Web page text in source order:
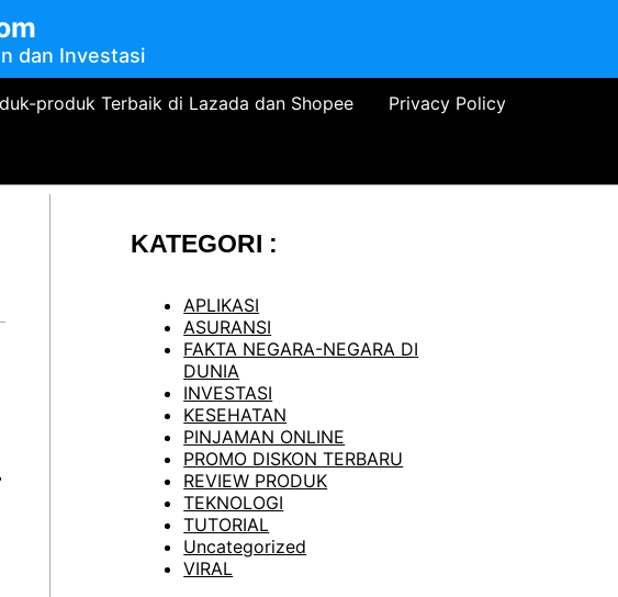
dan Investasi
produk Terbaik di Lazada dan Shopee Privacy Policy
KATEGORI :
APLIKASI
ASURANSI
FAKTA NEGARA-NEGARA DI
DUNIA
INVESTASI
KESEHATAN
PINJAMAN ONLINE
PROMO DISKON TERBARU
REVIEW PRODUK
TEKNOLOGI
TUTORIAL
Uncategorized
VIRAL